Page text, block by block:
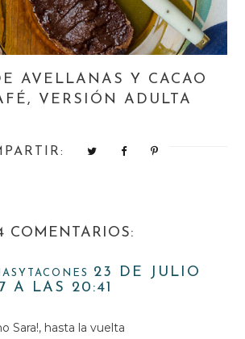
AVELLANAS Y CACAO
VERSIÓN ADULTA
COMENTARIOS:
23 DE JULIO
A LAS 20:41
Sara!, hasta la vuelta